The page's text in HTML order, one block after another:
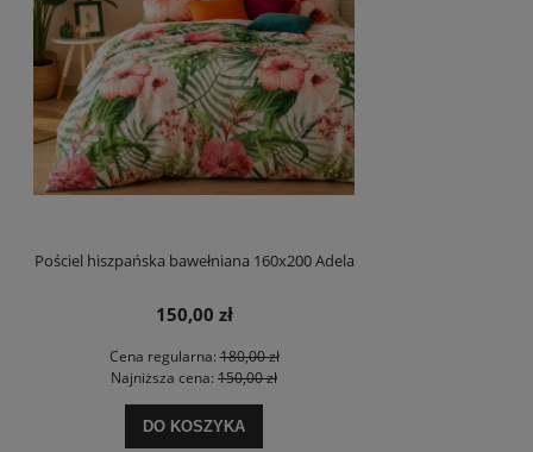
Pościel hiszpańska bawełniana 160x200 Adela
150,00 zł
Cena regularna:180,00 zł
Najniższa cena: 150,00 zł
DO KOSZYKA